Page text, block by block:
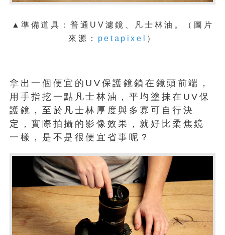
▲準備道具：普通UV濾鏡、凡士林油。（圖片
來源： petapixel ）
拿出一個便宜的UV保護鏡鎖在鏡頭前端，
用手指挖一點凡士林油，平均塗抹在UV保
護鏡，至於凡士林厚度與多寡可自行決
定，實際拍攝的影像效果，就好比柔焦鏡
一樣，是不是很便宜省事呢？